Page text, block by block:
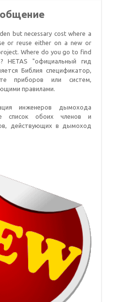
but necessary cost where a
or reuse either on a new or
.Where do you go to find
? HETAS "официальный гид
Библия спецификатор,
приборов или систем,
правилами.
инженеров дымохода
список обоих членов и
действующих в дымоход